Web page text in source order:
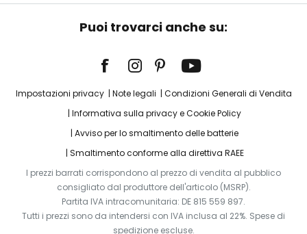
Puoi trovarci anche su:
Impostazioni privacy Note legali
Condizioni Generali di Vendita
Informativa sulla privacy e Cookie Policy
Avviso per lo smaltimento delle batterie
Smaltimento conforme alla direttiva RAEE
I prezzi barrati corrispondono al prezzo di vendita al pubblico
consigliato dal produttore dell'articolo (MSRP).
Partita IVA intracomunitaria: DE 815 559 897.
Tutti i prezzi sono da intendersi con IVA inclusa al 22%. Spese di
spedizione escluse.